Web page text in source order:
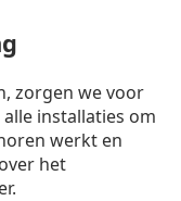
zorgen we voor
installaties om
werkt en
het